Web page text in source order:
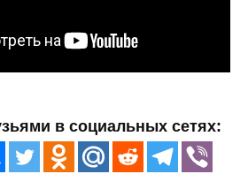
в социальных сетях: